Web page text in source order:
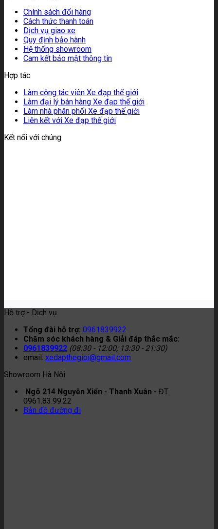
Chính sách đổi hàng
Cách thức thanh toán
Dịch vụ giao xe
Quy định bảo hành
Hệ thống showroom
Cam kết bảo mật thông tin
Hợp tác
Làm cộng tác viên Xe đạp thế giới
Làm đại lý bán hàng Xe đạp thế giới
Làm nhà phân phối Xe đạp thế giới
Liên kết với Xe đạp thế giới
Kết nối với chúng
Hỗ trợ - Dịch vụ
Tổng đài hỗ trợ: 0961839922
Chăm sóc khách hàng & Giải đáp thắc mắc:
0961839922 (08:30 - 12:00; 13:30 - 21:30)
email: xedapthegioi@gmail.com
Showroom Hà Nội
Ngõ 214 Nguyễn Xiển - Thanh Xuân - ĐT:
0961.83.99.22
Bản đồ đường đi